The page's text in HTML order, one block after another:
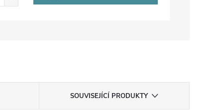
SOUVISEJÍCÍ PRODUKTY